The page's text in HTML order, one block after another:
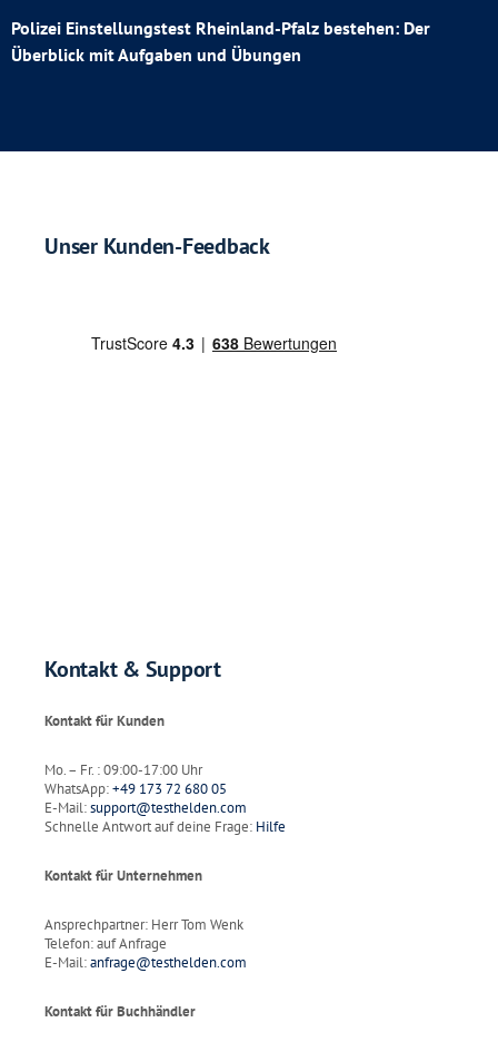
Polizei Einstellungstest Rheinland-Pfalz bestehen: Der
Überblick mit Aufgaben und Übungen
Unser Kunden-Feedback
Kontakt & Support
Kontakt für Kunden
Mo. – Fr. : 09:00-17:00 Uhr
WhatsApp:+49 173 72 680 05
E-Mail:support@testhelden.com
Schnelle Antwort auf deine Frage: Hilfe
Kontakt für Unternehmen
Ansprechpartner: Herr Tom Wenk
Telefon: auf Anfrage
E-Mail:anfrage@testhelden.com
Kontakt für Buchhändler